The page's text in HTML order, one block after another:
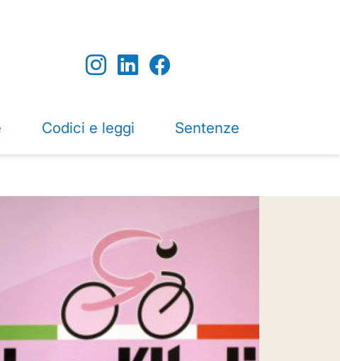
Codici e leggi Sentenze